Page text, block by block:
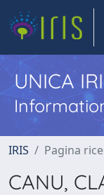
UNICA
IRIS Pagina
CANU,